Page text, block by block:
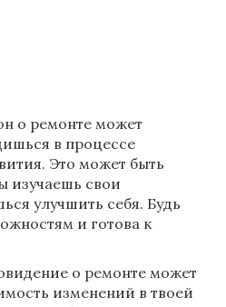
о ремонте может
в процессе
Это может быть
изучаешь свои
улучшить себя. Будь
и готова к
о ремонте может
изменений в твоей